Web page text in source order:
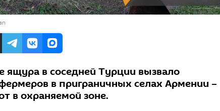
ящура в соседней Турции вызвало
в приграничных селах Армении –
в охраняемой зоне.